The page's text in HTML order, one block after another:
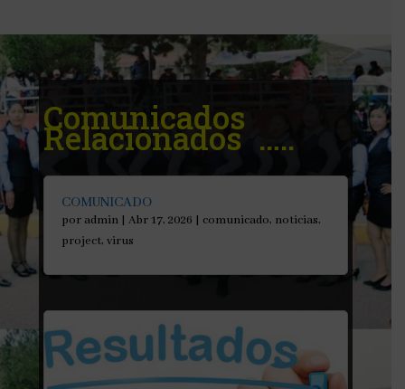
Comunicados
Relacionados …..
COMUNICADO
por admin |Abr 17, 2026 | comunicado, noticias,
project,virus